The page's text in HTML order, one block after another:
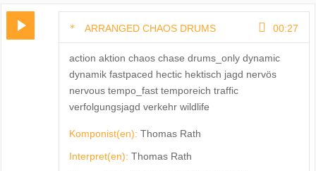
ARRANGED CHAOS DRUMS 00:27
action aktion chaos chase drums_only dynamic
dynamik fastpaced hectic hektisch jagd nervös
nervous tempo_fast temporeich traffic
verfolgungsjagd verkehr wildlife
Komponist(en): Thomas Rath
Interpret(en): Thomas Rath